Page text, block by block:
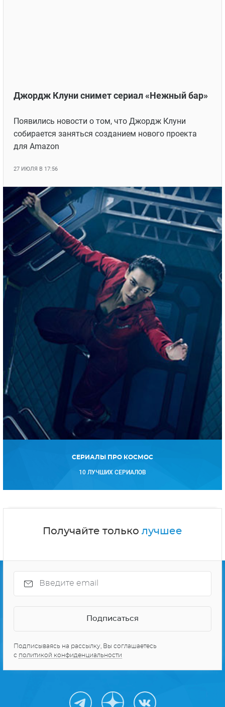
Джордж Клуни снимет сериал «Нежный бар»
Появились новости о том, что Джордж Клуни
собирается заняться созданием нового проекта
для Amazon
27 ИЮЛЯ В 17:56
СЕРИАЛЫ ПРО КОСМОС
10 ЛУЧШИХ СЕРИАЛОВ
Получайте только лучшее
Подписываясь на рассылку, Вы соглашаетесь
с политикой конфиденциальности